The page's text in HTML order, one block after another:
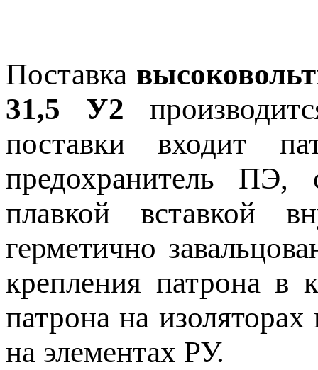
Поставка
31,5 У2
поставки входит
предохранитель
плавкой вставкой
герметично
крепления патрона в
патрона на
на элементах РУ.